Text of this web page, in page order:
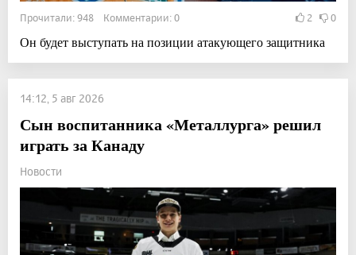
Прочитали: 948 Комментарии: 0 2 0
Он будет выступать на позиции атакующего защитника
14:12, 5 авг 2026
Сын воспитанника «Металлурга» решил
играть за Канаду
Новости